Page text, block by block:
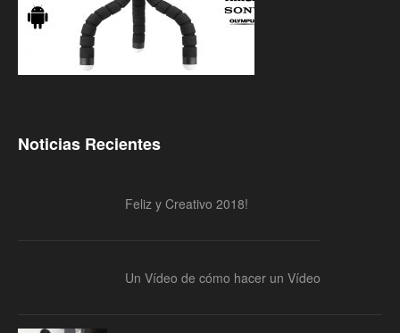
Noticias Recientes
Feliz y Creativo 2018!
Un Vídeo de cómo hacer un Vídeo